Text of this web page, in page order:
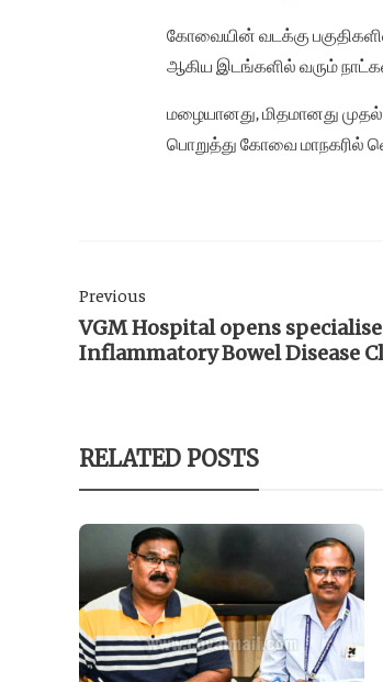
கோவையின் வடக்கு
ஆகிய இடங்களில் வரும்
மழையானது, மிதமானது
பொறுத்து கோவை மாநகரில்
Previous
VGM Hospital opens
Inflammatory Bowel Disease
RELATED POSTS